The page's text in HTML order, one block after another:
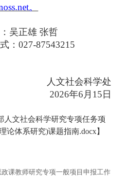
。
吴正雄 张哲
：027-87543215
人文社会科学处
2026年6月15日
人文社会科学研究专项任务项
论体系研究)课题指南.docx】
课教师研究专项一般项目申报工作